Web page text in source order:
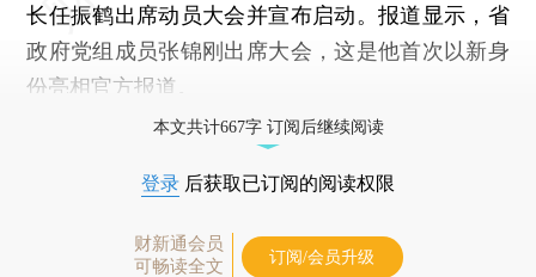
长任振鹤出席动员大会并宣布启动。报道显示，省
政府党组成员张锦刚出席大会，这是他首次以新身
份亮相官方报道。
本文共计667字 订阅后继续阅读
登录 后获取已订阅的阅读权限
财新通会员
可畅读全文
订阅/会员升级